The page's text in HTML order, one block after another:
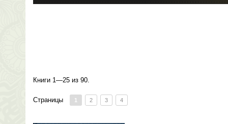
Книги 1—25 из 90.
Страницы 1 2 3 4